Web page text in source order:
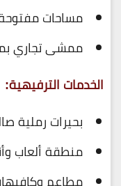
مساحات
ممشى تجاري
الخدمات الترفيهية:
بحيرات رملية
منطقة ألعاب
مطاعم